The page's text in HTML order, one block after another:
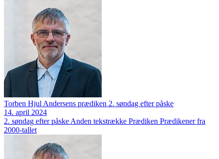
Torben Hjul Andersens prædiken 2. søndag efter påske
14. april 2024
2. søndag efter påskeAnden tekstrække Prædiken Prædikener fra
2000-tallet